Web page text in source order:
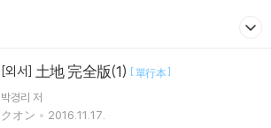
[외서] 土地 完全版(1) [單行本]
박경리 저
クオン
2016.11.17.